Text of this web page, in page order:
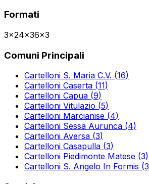
Formati
3x24x36x3
Comuni Principali
Cartelloni S. Maria C.V. (16)
Cartelloni Caserta (11)
Cartelloni Capua (9)
Cartelloni Vitulazio (5)
Cartelloni Marcianise (4)
Cartelloni Sessa Aurunca (4)
Cartelloni Aversa (3)
Cartelloni Casapulla (3)
Cartelloni Piedimonte Matese (3)
Cartelloni S. Angelo In Formis (3